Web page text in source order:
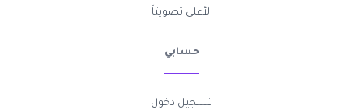
الأعلى تصويتاً
حسابي
تسجيل دخول